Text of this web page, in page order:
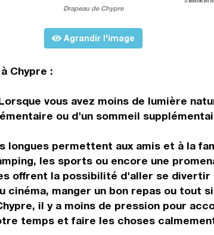
Drapeau de Chypre
Agrandir l'image
Chypre :
vous avez moins de lumière
ou d'un sommeil
longues permettent aux amis et à la
les sports ou encore une
offrent la possibilité d'aller se
manger un bon repas ou tout
il y a moins de pression pour
temps et faire les choses